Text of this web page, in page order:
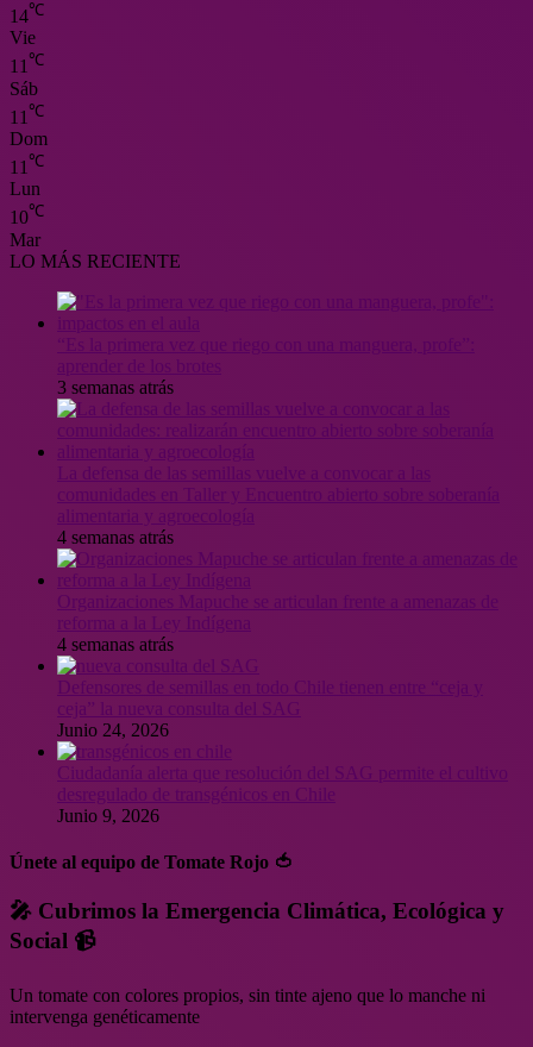
14℃
Vie
11℃
Sáb
11 ℃
Dom
11 ℃
Lun
10℃
Mar
LO MÁS RECIENTE
3 semanas atrás
4 semanas atrás
Organizaciones Mapuche se articulan frente a amenazas de
4 semanas atrás
Junio 24, 2026
Ciudadanía alerta que resolución del SAG permite el cultivo
desregulado de transgénicos en Chile
Junio 9, 2026
Únete al equipo de Tomate Rojo 🍅
🎤 Cubrimos la Emergencia Climática, Ecológica y
Social 📹
Un tomate con colores propios, sin tinte ajeno que lo manche ni
intervenga genéticamente